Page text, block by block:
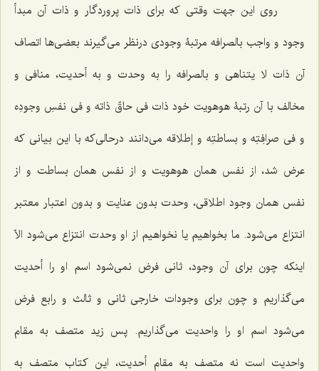
روی این جهت وقتی که برای ذات پروردگار و ذات آن مبدأ
وجود و واجب بالصرافه مرتبۀ وجودی درنظر می‌گیرند بعضی‌ها اتصاف
آن ذات لا یتناهی و بالصرافه را به وحدت و به أحدیت، منافی و
مخالف با آن رتبۀ هوهویت خود ذاتفی حاقّ ذاته و فی نفسِ وجودِه
و فی صرافِتِه و بساطتِه و إطلاقه می‌دانند درحالی‌که با این بیانی که
عرض شد، از نفس همان هوهویت و از نفس همان بساطت و از
نفس همان وجود اطلاقی، وحدت بدون عنایت و بدون اعتبار معتبر
انتزاع می‌شود. ما بخواهیم یا نخواهیم از او وحدت انتزاع می‌شود الاّ
اینکه چون برای آن وجود، ثانی فرض نمی‌شود اسم او را أحدیت
می‌گذاریم و چون برای وجودات خارجی ثانی و ثالث و رابع فرض
می‌شود اسم او را واحدیت می‌گذاریم. پس زید متصف به مقام
واحدیت است نه متصف به مقام أحدیت، این کتاب متصف به